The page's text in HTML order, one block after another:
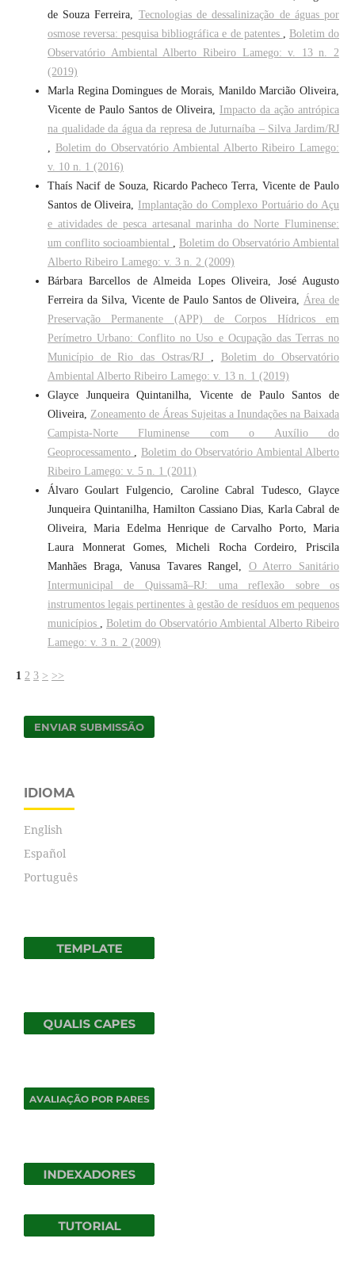
de Souza Ferreira, Tecnologias de dessalinização de águas por
osmose reversa: pesquisa bibliográfica e de patentes
Boletim do
Observatório Ambiental Alberto Ribeiro Lamego: v. 13 n. 2
(2019)
Marla Regina Domingues de Morais, Manildo Marcião Oliveira,
Vicente de Paulo Santos de Oliveira, Impacto da ação antrópica
na qualidade da água da represa de Juturnaíba – Silva Jardim/RJ
Boletim do Observatório Ambiental Alberto Ribeiro Lamego:
v. 10 n. 1 (2016)
Thaís Nacif de Souza, Ricardo Pacheco Terra, Vicente de Paulo
Santos de Oliveira, Implantação do Complexo Portuário do Açu
e atividades de pesca artesanal marinha do Norte Fluminense:
um conflito socioambiental
Boletim do Observatório Ambiental
Alberto Ribeiro Lamego: v. 3 n. 2 (2009)
Bárbara Barcellos de Almeida Lopes Oliveira, José Augusto
Ferreira da Silva, Vicente de Paulo Santos de Oliveira, Área de
Preservação Permanente (APP) de Corpos Hídricos em
Perímetro Urbano: Conflito no Uso e Ocupação das Terras no
Município de Rio das Ostras/RJ
Boletim do Observatório
Ambiental Alberto Ribeiro Lamego: v. 13 n. 1 (2019)
Glayce Junqueira Quintanilha, Vicente de Paulo Santos de
Oliveira, Zoneamento de Áreas Sujeitas a Inundações na Baixada
Campista-Norte Fluminense com o Auxílio do
Geoprocessamento
Boletim do Observatório Ambiental Alberto
Ribeiro Lamego: v. 5 n. 1 (2011)
Álvaro Goulart Fulgencio, Caroline Cabral Tudesco, Glayce
Junqueira Quintanilha, Hamilton Cassiano Dias, Karla Cabral de
Oliveira, Maria Edelma Henrique de Carvalho Porto, Maria
Laura Monnerat Gomes, Micheli Rocha Cordeiro, Priscila
Manhães Braga, Vanusa Tavares Rangel, O Aterro Sanitário
Intermunicipal de Quissamã–RJ: uma reflexão sobre os
instrumentos legais pertinentes à gestão de resíduos em pequenos
municípios
Boletim do Observatório Ambiental Alberto Ribeiro
Lamego: v. 3 n. 2 (2009)
1 2 3 > >>
ENVIAR SUBMISSÃO
IDIOMA
English
Español
Português